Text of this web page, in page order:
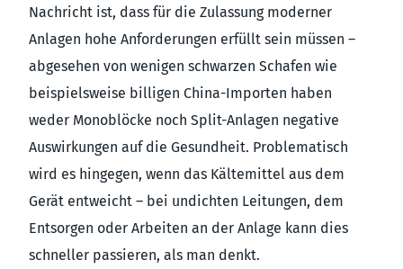
Nachricht ist, dass für die Zulassung moderner
Anlagen hohe Anforderungen erfüllt sein müssen –
abgesehen von wenigen schwarzen Schafen wie
beispielsweise billigen China-Importen haben
weder Monoblöcke noch Split-Anlagen negative
Auswirkungen auf die Gesundheit. Problematisch
wird es hingegen, wenn das Kältemittel aus dem
Gerät entweicht – bei undichten Leitungen, dem
Entsorgen oder Arbeiten an der Anlage kann dies
schneller passieren, als man denkt.